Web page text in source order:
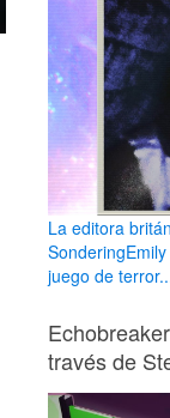
La editora
juego de
través de